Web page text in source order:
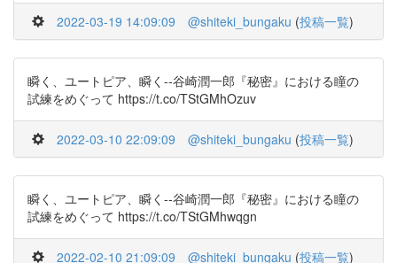
2022-03-19 14:09:09 @shiteki_bungaku (投稿一覧)
瞬く、ユートピア、瞬く--谷崎潤一郎『秘密』における瞳の
試練をめぐって https://t.co/TStGMhOzuv
2022-03-10 22:09:09 @shiteki_bungaku (投稿一覧)
瞬く、ユートピア、瞬く--谷崎潤一郎『秘密』における瞳の
試練をめぐって https://t.co/TStGMhwqgn
2022-02-10 21:09:09 @shiteki_bungaku (投稿一覧)